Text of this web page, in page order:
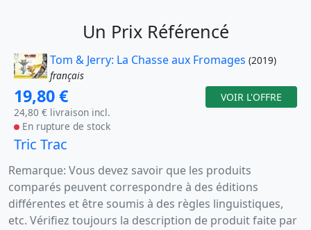
Un Prix Référencé
Tom & Jerry: La Chasse aux Fromages (2019)
français
19,80 €
24,80 € livraison incl.
En rupture de stock
VOIR L'OFFRE
Tric Trac
Remarque: Vous devez savoir que les produits
comparés peuvent correspondre à des éditions
différentes et être soumis à des règles linguistiques,
etc. Vérifiez toujours la description de produit faite par